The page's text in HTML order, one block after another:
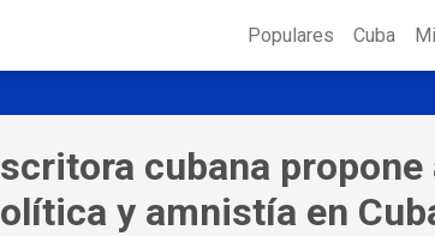
Populares Cuba
cubana
y amnistía en